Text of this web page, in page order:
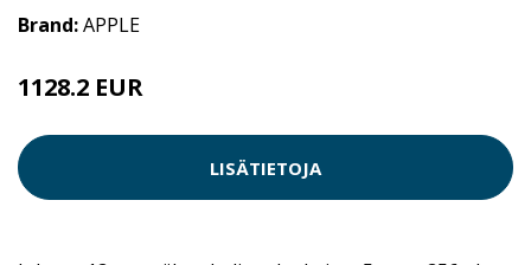
Brand:APPLE
1128.2 EUR
LISÄTIETOJA